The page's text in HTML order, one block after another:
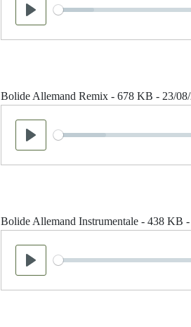
Play
Seek
Bolide Allemand Remix - 678 KB - 23/
Play
Seek
Bolide Allemand Instrumentale - 438 KB
Play
Seek